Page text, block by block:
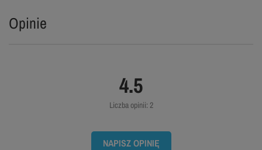
Opinie
4.5
Liczba opinii: 2
NAPISZ OPINIĘ